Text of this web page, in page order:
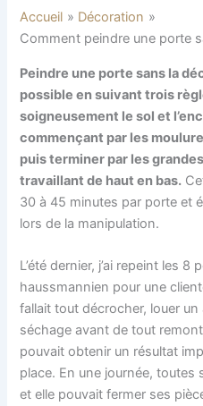
Accueil
Décoration
Comment peindre une porte
Peindre une porte sans la
possible en suivant trois
soigneusement le sol et
commençant par les
puis terminer par les
travaillant de haut en bas.
30 à 45 minutes par porte et
lors de la manipulation.
L’été dernier, j’ai repeint les 8
haussmannien pour une
fallait tout décrocher, louer
séchage avant de tout
pouvait obtenir un résultat
place. En une journée,
et elle pouvait fermer ses